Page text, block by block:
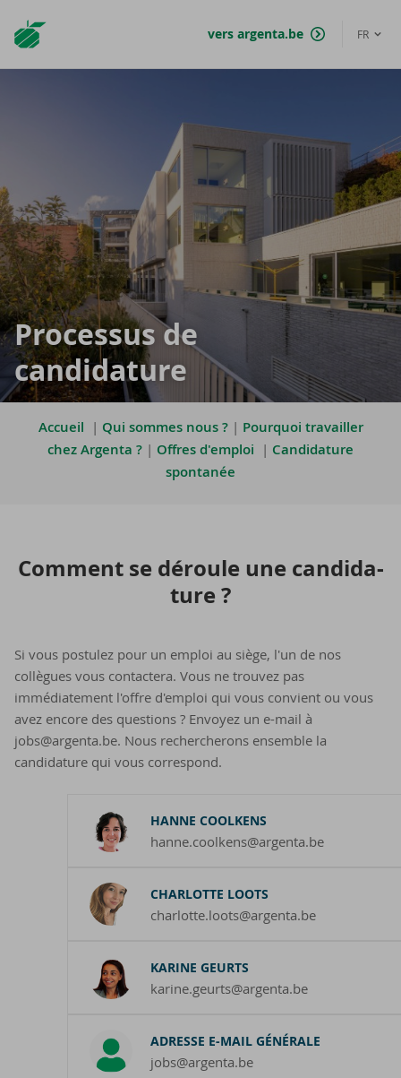
Argenta
Homepage
vers argenta.be FR
Pro­ces­sus de
can­di­da­ture
Accueil | Qui sommes nous ?| Pourquoi travailler
chez Argenta ? | Offres d'emploi | Candidature
spontanée
Com­ment se dé­roule une can­di­da­
ture ?
Si vous postulez pour un emploi au siège, l'un de nos
collègues vous contactera. Vous ne trouvez pas
immédiatement l'offre d'emploi qui vous convient ou vous
avez encore des questions ? Envoyez un e-mail à
jobs@argenta.be. Nous rechercherons ensemble la
candidature qui vous correspond.
HANNE COOLKENS
hanne.coolkens@argenta.be
CHARLOTTE LOOTS
charlotte.loots@argenta.be
KARINE GEURTS
karine.geurts@argenta.be
ADRESSE E-MAIL GÉNÉRALE
jobs@argenta.be